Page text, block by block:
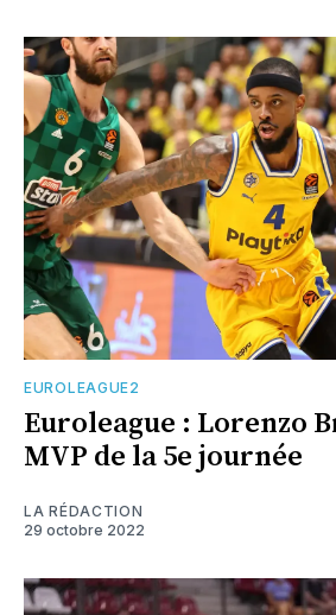
EUROLEAGUE2
Euroleague : Lorenzo
MVP de la 5e journée
LA RÉDACTION
29 octobre 2022